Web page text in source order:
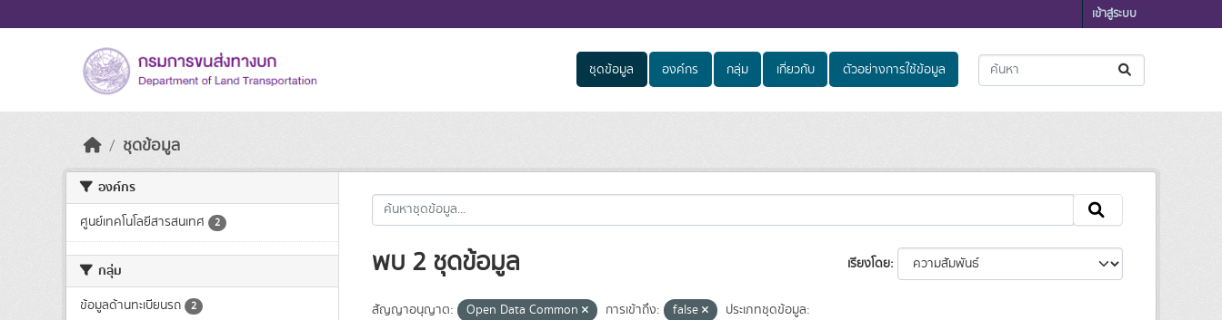
เข้าสู่ระบบ
ชุดข้อมูล องค์กร กลุ่ม เกี่ยวกับ ตัวอย่างการใช้ข้อมูล
ชุดข้อมูล
องค์กร
ศูนย์เทคโนโลยีสารสนเทศ 2
กลุ่ม
ข้อมูลด้านทะเบียนรถ 2
เรียงโดย
พบ 2 ชุดข้อมูล
สัญญาอนุญาต: Open Data Common การเข้าถึง: false
ประเภทชุดข้อมูล: